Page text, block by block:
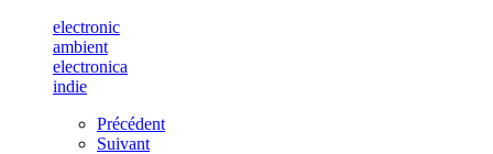
electronic
ambient
electronica
indie
Précédent
Suivant